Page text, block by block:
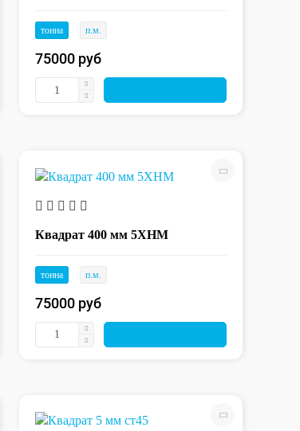
тонна п.м.
75000 руб
Квадрат 400 мм 5ХНМ
тонна п.м.
75000 руб